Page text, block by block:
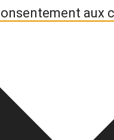
aux